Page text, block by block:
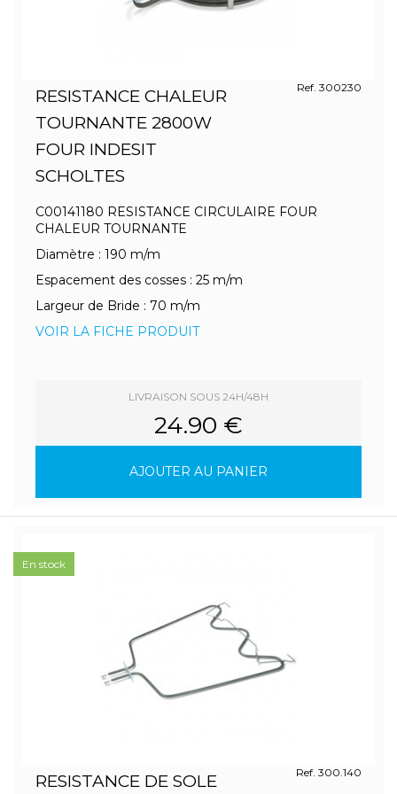
RESISTANCE CHALEUR
TOURNANTE 2800W
FOUR INDESIT
SCHOLTES
Ref. 300230
C00141180 RESISTANCE CIRCULAIRE FOUR
CHALEUR TOURNANTE
Diamètre : 190 m/m
Espacement des cosses : 25 m/m
Largeur de Bride : 70 m/m
VOIR LA FICHE PRODUIT
LIVRAISON SOUS 24H/48H
24.90 €
AJOUTER AU PANIER
RESISTANCE DE SOLE Ref. 300.140
En stock